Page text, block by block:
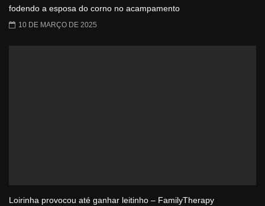
fodendo a esposa do corno no acampamento
10 DE MARÇO DE 2025
Loirinha provocou até ganhar leitinho – FamilyTherapy